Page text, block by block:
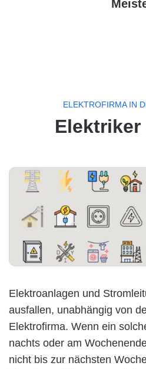
ELEKTROFIRMA IN
Elektriker
Elektroanlagen und
ausfallen, unabhängig von
Elektrofirma. Wenn ein
nachts oder am
nicht bis zur nächsten